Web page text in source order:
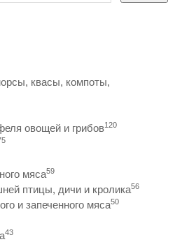
квасы, компоты,
овощей и грибов120
мяса59
птицы, дичи и кролика56
и запеченного мяса50
43